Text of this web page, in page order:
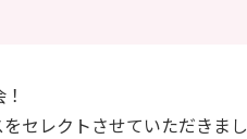
セレクトさせていただきまし